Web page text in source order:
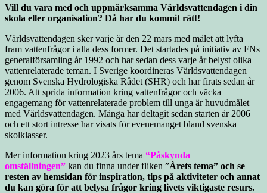
Vill du vara med och uppmärksamma Världsvattendagen i din
skola eller organisation? Då har du kommit rätt!
Världsvattendagen sker varje år den 22 mars med målet att lyfta
fram vattenfrågor i alla dess former. Det startades på initiativ av FNs
generalförsamling år 1992 och har sedan dess varje år belyst olika
vattenrelaterade teman. I Sverige koordineras Världsvattendagen
genom Svenska Hydrologiska Rådet (SHR) och har firats sedan år
2006. Att sprida information kring vattenfrågor och väcka
engagemang för vattenrelaterade problem till unga är huvudmålet
med Världsvattendagen. Många har deltagit sedan starten år 2006
och ett stort intresse har visats för evenemanget bland svenska
skolklasser.
Mer information kring 2023 års tema “Påskynda
omställningen” kan du finna under fliken ”Årets tema” och se
resten av hemsidan för inspiration, tips på aktiviteter och annat
du kan göra för att belysa frågor kring livets viktigaste resurs.